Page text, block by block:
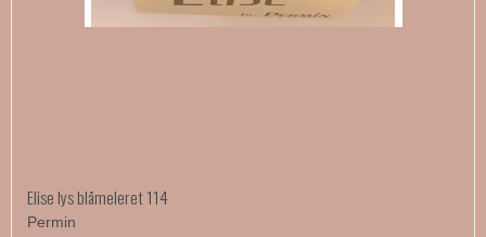
Elise lys blåmeleret 114
Permin